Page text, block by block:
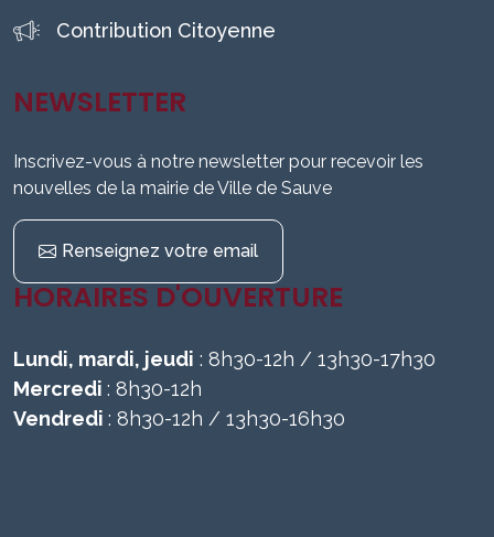
Contribution Citoyenne
NEWSLETTER
Inscrivez-vous à notre newsletter pour recevoir les
nouvelles de la mairie de Ville de Sauve
Renseignez votre email
HORAIRES D'OUVERTURE
Lundi, mardi, jeudi : 8h30-12h / 13h30-17h30
Mercredi : 8h30-12h
Vendredi : 8h30-12h / 13h30-16h30